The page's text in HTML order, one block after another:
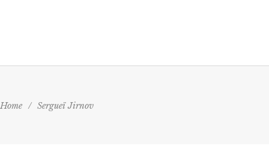
Home / Sergueï Jirnov